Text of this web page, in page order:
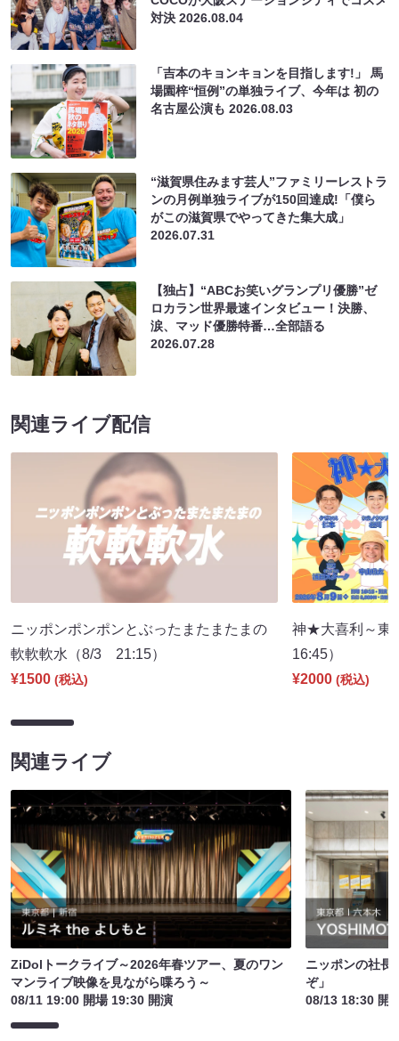
対決2026.08.04
「吉本のキョンキョンを目指します!」 馬
場園梓“恒例”の単独ライブ、今年は 初の
名古屋公演も2026.08.03
“滋賀県住みます芸人”ファミリーレストラ
ンの月例単独ライブが150回達成!「僕ら
がこの滋賀県でやってきた集大成」
2026.07.31
【独占】“ABCお笑いグランプリ優勝”ゼ
ロカラン世界最速インタビュー！決勝、
涙、マッド優勝特番…全部語る
2026.07.28
関連ライブ配信
ニッポンポンポンとぶったまたまたまの
軟軟軟水（8/3 21:15）
¥1500 (税込)
神★大喜利～
16:45）
¥2000 (税込)
関連ライブ
ZiDolトークライブ～2026年春ツアー、夏のワン
マンライブ映像を見ながら喋ろう～
08/11 19:00 開場 19:30 開演
ニッポンの社長
ぞ」
08/13 18:30 開